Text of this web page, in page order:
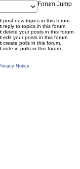
Forum Jump
post new topics in this forum.
reply to topics in this forum.
delete your posts in this forum.
edit your posts in this forum.
create polls in this forum.
vote in polls in this forum.
Notice